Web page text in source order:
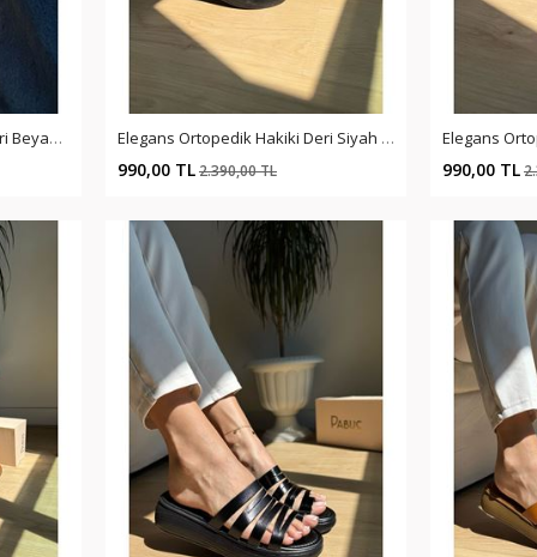
Elegans Ortopedik Hakiki Deri Beyaz Terlik
Elegans Ortopedik Hakiki Deri Siyah Terlik
990,00 TL2.390,00 TL 990,00 TL